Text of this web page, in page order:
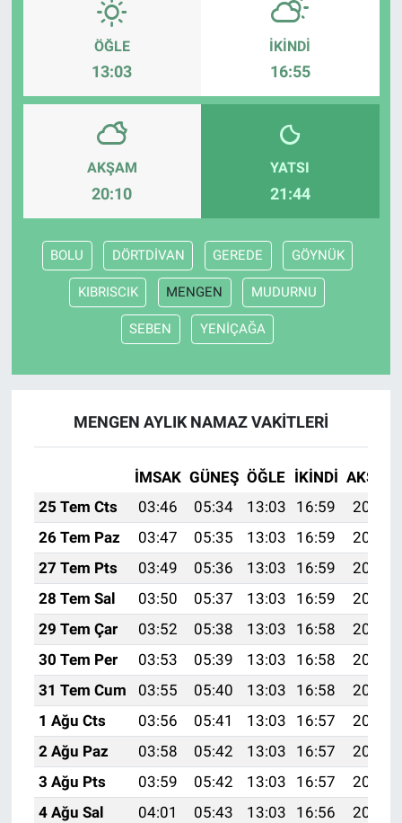
ÖĞLE
13:03
İKINDI
16:55
AKŞAM
20:10
YATSI
21:44
BOLU DÖRTDİVAN GEREDE GÖYNÜK
KIBRISCIK MENGEN MUDURNU
SEBEN YENİÇAĞA
MENGEN AYLIK NAMAZ VAKITLERI
İMSAK GÜNEŞ ÖĞLE İKINDI AKŞAM
25 Tem Cts
03:46 05:34 13:03 16:59
20:23
26 Tem Paz
03:47 05:35 13:03 16:59
20:22
27 Tem Pts
03:49 05:36 13:03 16:59
20:21
28 Tem Sal
03:50 05:37 13:03 16:59
20:20
29 Tem Çar
03:52 05:38 13:03 16:58
20:19
30 Tem Per
03:53 05:39 13:03 16:58
20:18
31 Tem Cum
03:55 05:40 13:03 16:58
20:17
1 Ağu Cts
03:56 05:41 13:03 16:57
20:16
2 Ağu Paz
03:58 05:42 13:03 16:57
20:15
3 Ağu Pts
03:59 05:42 13:03 16:57
20:13
4 Ağu Sal
04:01 05:43 13:03 16:56
20:12